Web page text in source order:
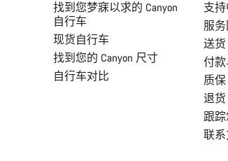
找到您梦寐以求的 Canyon
自行车
现货自行车
找到您的 Canyon 尺寸
自行车对比
支
服
送货
付
质保
退货
跟
联